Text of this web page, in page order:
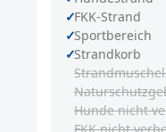
FKK-Strand
Sportbereich
Strandkorb
Hunde nicht